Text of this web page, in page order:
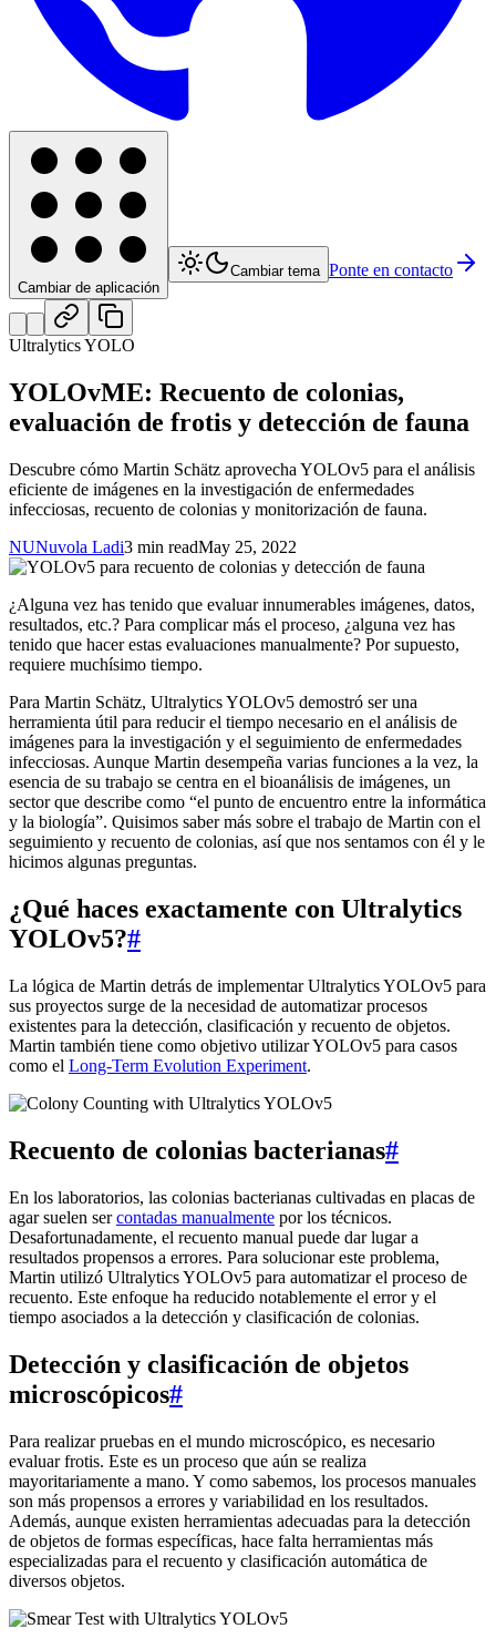
Cambiar de aplicación
Cambiar tema Ponte en contacto
Ultralytics YOLO
YOLOvME: Recuento de colonias,
evaluación de frotis y detección de fauna
Descubre cómo Martin Schätz aprovecha YOLOv5 para el análisis
eficiente de imágenes en la investigación de enfermedades
infecciosas, recuento de colonias y monitorización de fauna.
NUNuvola Ladi3 min readMay 25, 2022
¿Alguna vez has tenido que evaluar innumerables imágenes, datos,
resultados, etc.? Para complicar más el proceso, ¿alguna vez has
tenido que hacer estas evaluaciones manualmente? Por supuesto,
requiere muchísimo tiempo.
Para Martin Schätz, Ultralytics YOLOv5 demostró ser una
herramienta útil para reducir el tiempo necesario en el análisis de
imágenes para la investigación y el seguimiento de enfermedades
infecciosas. Aunque Martin desempeña varias funciones a la vez, la
esencia de su trabajo se centra en el bioanálisis de imágenes, un
sector que describe como “el punto de encuentro entre la informática
y la biología”. Quisimos saber más sobre el trabajo de Martin con el
seguimiento y recuento de colonias, así que nos sentamos con él y le
hicimos algunas preguntas.
¿Qué haces exactamente con Ultralytics
YOLOv5?#
La lógica de Martin detrás de implementar Ultralytics YOLOv5 para
sus proyectos surge de la necesidad de automatizar procesos
existentes para la detección, clasificación y recuento de objetos.
Martin también tiene como objetivo utilizar YOLOv5 para casos
como el Long-Term Evolution Experiment.
Recuento de colonias bacterianas#
En los laboratorios, las colonias bacterianas cultivadas en placas de
agar suelen sercontadas manualmente por los técnicos.
Desafortunadamente, el recuento manual puede dar lugar a
resultados propensos a errores. Para solucionar este problema,
Martin utilizó Ultralytics YOLOv5 para automatizar el proceso de
recuento. Este enfoque ha reducido notablemente el error y el
tiempo asociados a la detección y clasificación de colonias.
Detección y clasificación de objetos
microscópicos#
Para realizar pruebas en el mundo microscópico, es necesario
evaluar frotis. Este es un proceso que aún se realiza
mayoritariamente a mano. Y como sabemos, los procesos manuales
son más propensos a errores y variabilidad en los resultados.
Además, aunque existen herramientas adecuadas para la detección
de objetos de formas específicas, hace falta herramientas más
especializadas para el recuento y clasificación automática de
diversos objetos.